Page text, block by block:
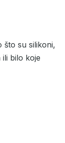
što su silikoni,
bilo koje